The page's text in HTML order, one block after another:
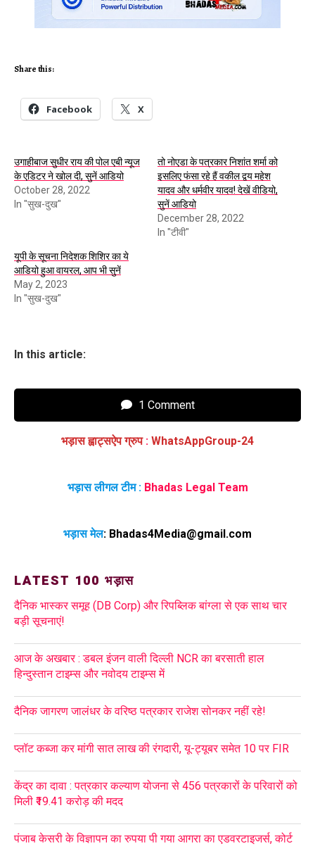
Share this:
Facebook X
उगाहीबाज सुधीर राय की पोल एबी न्यूज
के एडिटर ने खोल दी, सुनें आडियो
October 28, 2022
In "सुख-दुख"
तो नोएडा के पत्रकार निशांत शर्मा को
इसलिए फंसा रहे हैं वकील द्वय महेश
यादव और धर्मवीर यादव! देखें वीडियो,
सुनें आडियो
December 28, 2022
In "टीवी"
यूपी के सूचना निदेशक शिशिर का ये
आडियो हुआ वायरल, आप भी सुनें
May 2, 2023
In "सुख-दुख"
In this article:
1 Comment
भड़ास ह्वाट्सऐप ग्रुप : WhatsAppGroup-24
भड़ास लीगल टीम : Bhadas Legal Team
भड़ास मेल: Bhadas4Media@gmail.com
LATEST 100 भड़ास
दैनिक भास्कर समूह (DB Corp) और रिपब्लिक बांग्ला से एक साथ चार
बड़ी सूचनाएं!
आज के अखबार : डबल इंजन वाली दिल्ली NCR का बरसाती हाल
हिन्दुस्तान टाइम्स और नवोदय टाइम्स में
दैनिक जागरण जालंधर के वरिष्ठ पत्रकार राजेश सोनकर नहीं रहे!
प्लॉट कब्जा कर मांगी सात लाख की रंगदारी, यू-ट्यूबर समेत 10 पर FIR
केंद्र का दावा : पत्रकार कल्याण योजना से 456 पत्रकारों के परिवारों को
मिली ₹19.41 करोड़ की मदद
पंजाब केसरी के विज्ञापन का रुपया पी गया आगरा का एडवरटाइजर्स, कोर्ट